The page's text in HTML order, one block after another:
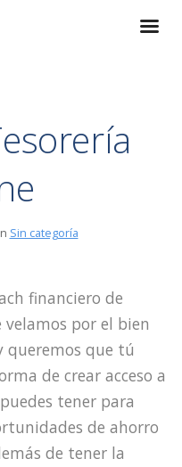
Sin categoría
financiero de
por el bien
queremos que tú
de crear acceso a
tener para
de ahorro
de tener la